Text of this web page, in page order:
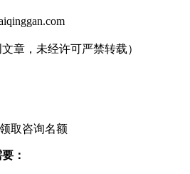
，未经许可严禁转载）
领取咨询名额
：